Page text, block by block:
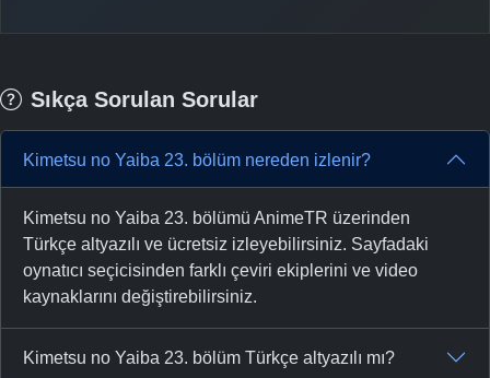
Sıkça Sorulan Sorular
Kimetsu no Yaiba 23. bölüm nereden izlenir?
Kimetsu no Yaiba 23. bölümü AnimeTR üzerinden
Türkçe altyazılı ve ücretsiz izleyebilirsiniz. Sayfadaki
oynatıcı seçicisinden farklı çeviri ekiplerini ve video
kaynaklarını değiştirebilirsiniz.
Kimetsu no Yaiba 23. bölüm Türkçe altyazılı mı?